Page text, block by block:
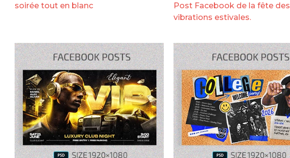
soirée tout en blanc
Post Facebook de la fête des
vibrations estivales.